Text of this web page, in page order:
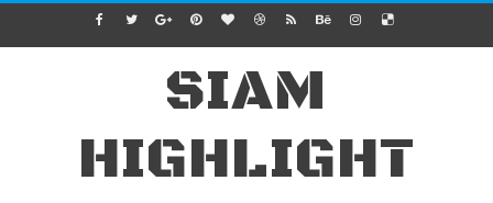
SIAM
HIGHLIGHT